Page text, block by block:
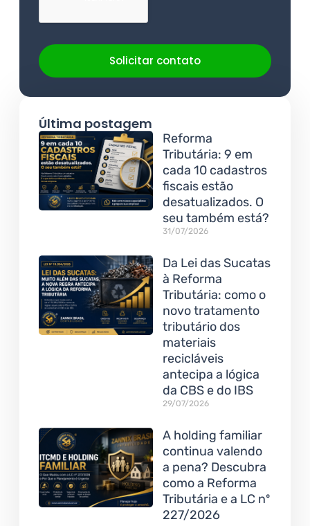
Solicitar contato
Última postagem
Reforma
Tributária: 9 em
cada 10 cadastros
fiscais estão
desatualizados. O
seu também está?
31/07/2026
Da Lei das Sucatas
à Reforma
Tributária: como o
novo tratamento
tributário dos
materiais
recicláveis
antecipa a lógica
da CBS e do IBS
29/07/2026
A holding familiar
continua valendo
a pena? Descubra
como a Reforma
Tributária e a LC nº
227/2026